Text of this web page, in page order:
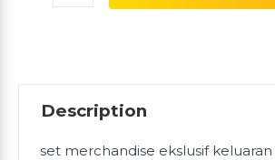
Description
set merchandise ekslusif keluaran